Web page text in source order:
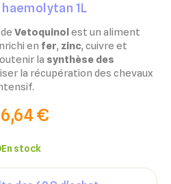
1L
de Vetoquinolest un aliment
en fer, zinc, cuivre et
la synthèse des
la récupération des chevaux
€
En stock